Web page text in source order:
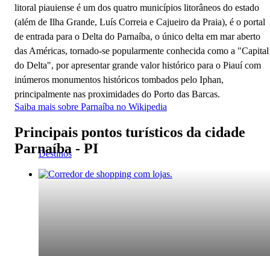
Destinos
litoral piauiense é um dos quatro municípios litorâneos do estado
(além de Ilha Grande, Luís Correia e Cajueiro da Praia), é o portal
de entrada para o Delta do Parnaíba, o único delta em mar aberto
das Américas, tornado-se popularmente conhecida como a "Capital
do Delta", por apresentar grande valor histórico para o Piauí com
inúmeros monumentos históricos tombados pelo Iphan,
principalmente nas proximidades do Porto das Barcas.
Saiba mais sobre Parnaíba no Wikipedia
Principais pontos turísticos da cidade
Parnaíba - PI